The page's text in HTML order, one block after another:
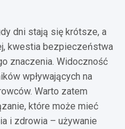
dni stają się krótsze, a
kwestia bezpieczeństwa
znaczenia. Widoczność
wpływających na
Warto zatem
które może mieć
i zdrowia – używanie